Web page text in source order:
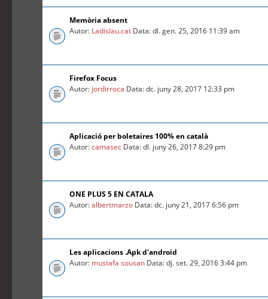
Memòria absent
Autor: Ladislau.cat Data: dl. gen. 25, 2016 11:39 am
Firefox Focus
Autor: jordirroca Data: dc. juny 28, 2017 12:33 pm
Aplicació per boletaires 100% en català
Autor:camasec Data: dl. juny 26, 2017 8:29 pm
ONE PLUS 5 EN CATALA
Autor:albertmarzo Data: dc. juny 21, 2017 6:56 pm
Les aplicacions .Apk d'android
Autor: mustafa sousan Data: dj. set. 29, 2016 3:44 pm